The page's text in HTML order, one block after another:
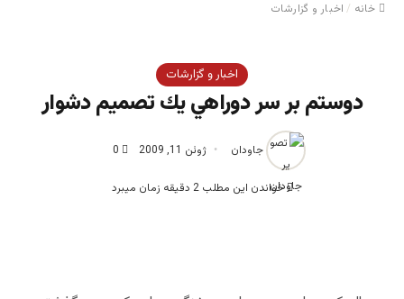
خانه / اخبار و گزارشات
اخبار و گزارشات
دوستم بر سر دوراهي يك تصميم دشوار
جاودان ژوئن 11, 2009 0
خواندن این مطلب 2 دقیقه زمان میبرد